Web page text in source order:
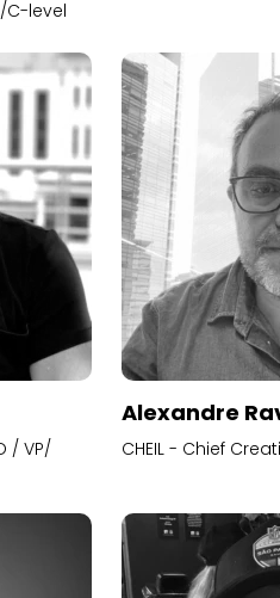
C-level
/ VP/
Alexandre
CHEIL - Chief